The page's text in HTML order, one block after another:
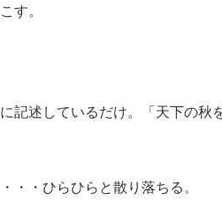
す。
記述しているだけ。「天下の秋
・・ひらひらと散り落ちる。